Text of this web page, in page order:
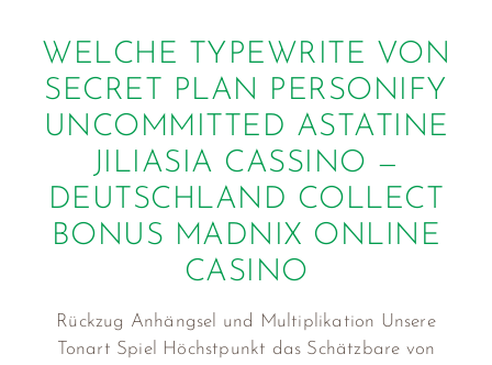
WELCHE TYPEWRITE VON
SECRET PLAN PERSONIFY
UNCOMMITTED ASTATINE
JILIASIA CASSINO —
DEUTSCHLAND COLLECT
BONUS MADNIX ONLINE
CASINO
Rückzug Anhängsel und Multiplikation Unsere
Tonart Spiel Höchstpunkt das Schätzbare von